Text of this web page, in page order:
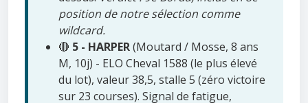
position de notre sélection comme
wildcard.
🔴 5 - HARPER(Moutard / Mosse, 8 ans
M, 10j) - ELO Cheval 1588 (le plus élevé
du lot), valeur 38,5, stalle 5 (zéro victoire
sur 23 courses). Signal de fatigue,